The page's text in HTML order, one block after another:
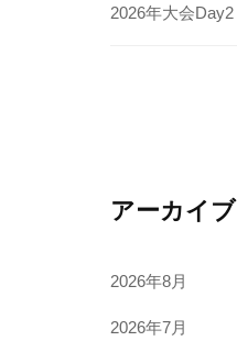
2026年大会Day2
アーカイブ
2026年8月
2026年7月